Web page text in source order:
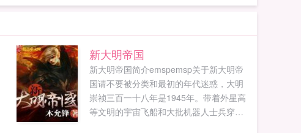
新大明帝国
新大明帝国简介emspemsp关于新大明帝
国请不要被分类和最初的年代迷惑，大明
崇祯三百一十八年是1945年。带着外星高
等文明的宇宙飞船和大批机器人士兵穿越